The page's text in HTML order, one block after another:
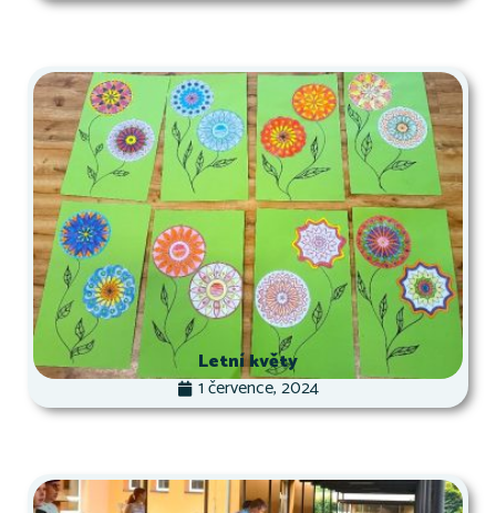
Letní květy
1 července, 2024